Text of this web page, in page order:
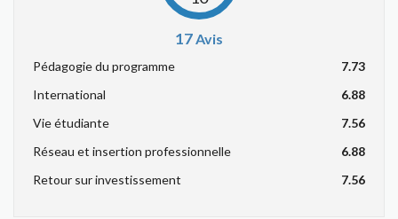
17Avis
Pédagogie du programme
7.73
International
6.88
Vie étudiante
7.56
Réseau et insertion professionnelle
6.88
Retour sur investissement
7.56